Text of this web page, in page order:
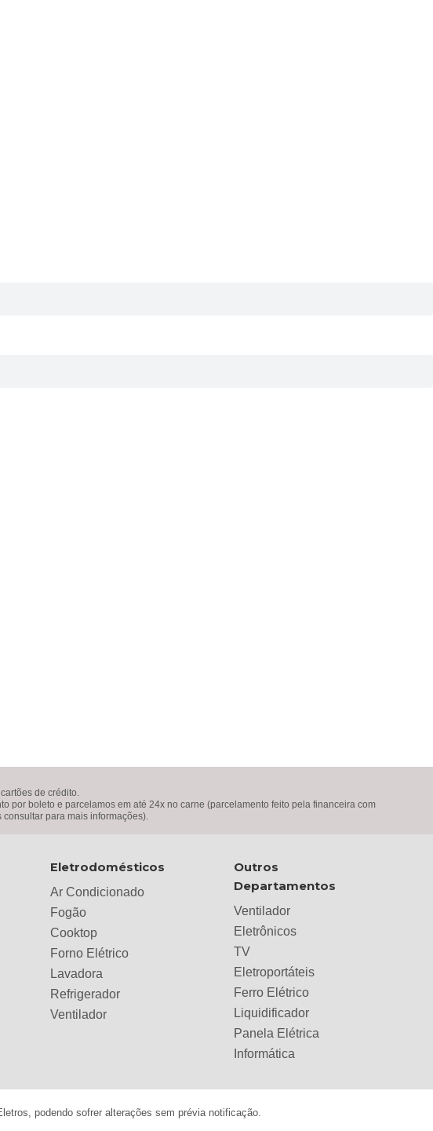
de crédito.
por boleto e parcelamos em até 24x no carne (parcelamento feito pela financeira com
para mais informações).
Eletrodomésticos
Ar Condicionado
Fogão
Cooktop
Forno Elétrico
Lavadora
Refrigerador
Ventilador
Outros
Departamentos
Ventilador
Eletrônicos
TV
Eletroportáteis
Ferro Elétrico
Liquidificador
Panela Elétrica
Informática
podendo sofrer alterações sem prévia notificação.